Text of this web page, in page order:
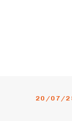
20/07/